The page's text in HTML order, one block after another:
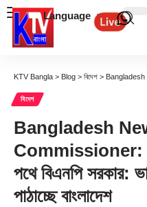
Language
KTV Bangla > Blog > বিদেশ > Bangladesh New High
বিদেশ
Bangladesh
Commissioner:
পথে বিএনপি সরকার:
পাঠাচ্ছে বাংলাদেশ